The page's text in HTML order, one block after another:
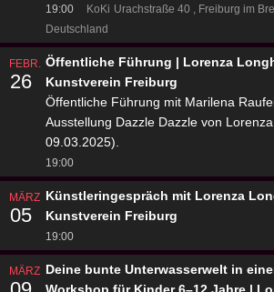
19:00 KoKi Urachstraße 40
Freiburg im
Deutschland
FEBR.
26
Öffentliche Führung | Lorenza
Kunstverein Freiburg
Öffentliche Führung mit Marilena
Ausstellung Dazzle Dazzle von
09.03.2025).
19:00
MÄRZ
05
Künstleringespräch mit Lorenza
Kunstverein Freiburg
19:00
MÄRZ Deine bunte Unterwasserwelt in
Workshop für Kinder 6–12 Jahre |